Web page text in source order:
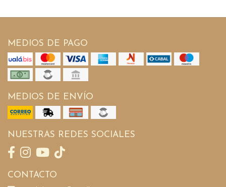
MEDIOS DE PAGO
MEDIOS DE ENVÍO
NUESTRAS REDES SOCIALES
CONTACTO